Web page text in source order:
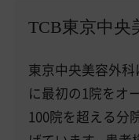
美容医療医師の転職お
美容外科・美容皮
美容クリニックイ
TCB東京中央
東京中央美容外
に最初の1院をオ
100院を超える分